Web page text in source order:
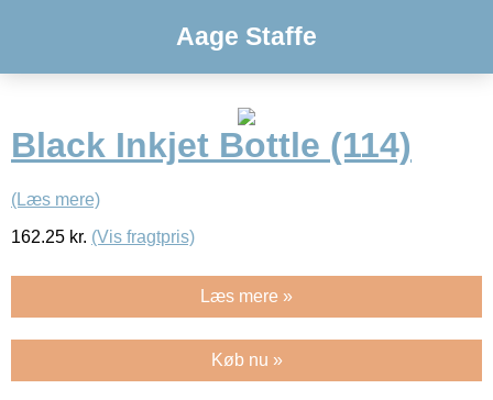
Aage Staffe
Black Inkjet Bottle (114)
(Læs mere)
162.25 kr. (Vis fragtpris)
Læs mere »
Køb nu »